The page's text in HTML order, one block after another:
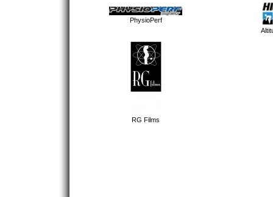
PhysioPerf
RG Films